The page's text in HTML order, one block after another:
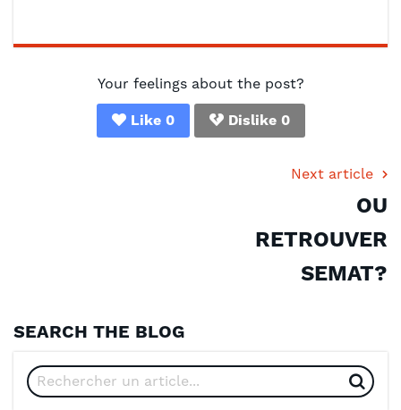
Your feelings about the post?
Like 0 Dislike 0
Next article
OU
RETROUVER
SEMAT?
SEARCH THE BLOG